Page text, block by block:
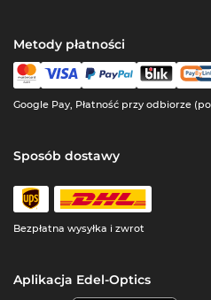
Metody płatności
Google Pay, Płatność przy odbiorze
Sposób dostawy
Bezpłatna wysyłka i zwrot
Aplikacja Edel-Optics